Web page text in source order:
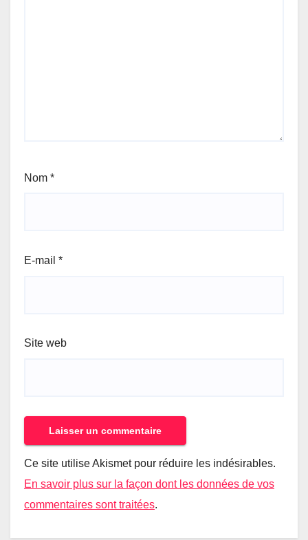
Nom *
E-mail *
Site web
Ce site utilise Akismet pour réduire les indésirables.
En savoir plus sur la façon dont les données de vos
commentaires sont traitées.